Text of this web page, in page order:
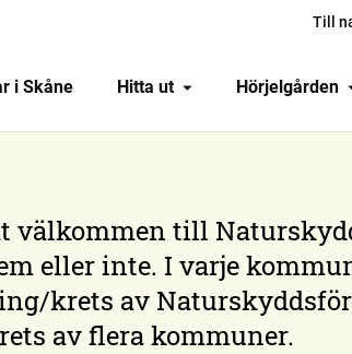
Till
i Skåne Hitta ut Hörjelgården
välkommen till
eller inte. I varje
krets av
av flera kommuner.